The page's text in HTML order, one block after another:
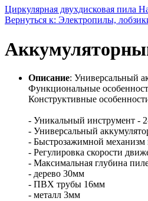
Циркулярная двухдисковая пила
Вернуться к: Электропилы,
Описание: Универсальный
Функциональные
Конструктивные
- Уникальный инструмент -
- Универсальный
- Быстрозажимной механизм
- Регулировка скорости
- Максимальная глубина
- дерево 30мм
- ПВХ трубы 16мм
- металл 3мм